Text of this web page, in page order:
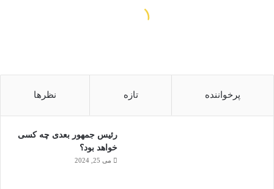
پرخواننده تازه نظرها
رئیس جمهور بعدی چه کسی
خواهد بود؟
می 25, 2024